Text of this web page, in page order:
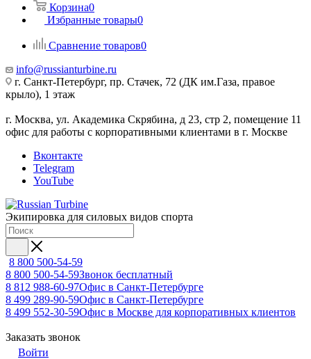
Корзина0
Избранные товары0
Сравнение товаров0
info@russianturbine.ru
г. Санкт-Петербург, пр. Стачек, 72 (ДК им.Газа, правое
крыло), 1 этаж
г. Москва, ул. Академика Скрябина, д 23, стр 2, помещение 11
офис для работы с корпоративными клиентами в г. Москве
Вконтакте
Telegram
YouTube
Экипировка для силовых видов спорта
8 800 500-54-59
8 800 500-54-59Звонок бесплатный
8 812 988-60-97Офис в Санкт-Петербурге
8 499 289-90-59Офис в Санкт-Петербурге
8 499 552-30-59Офис в Москве для корпоративных клиентов
Заказать звонок
Войти